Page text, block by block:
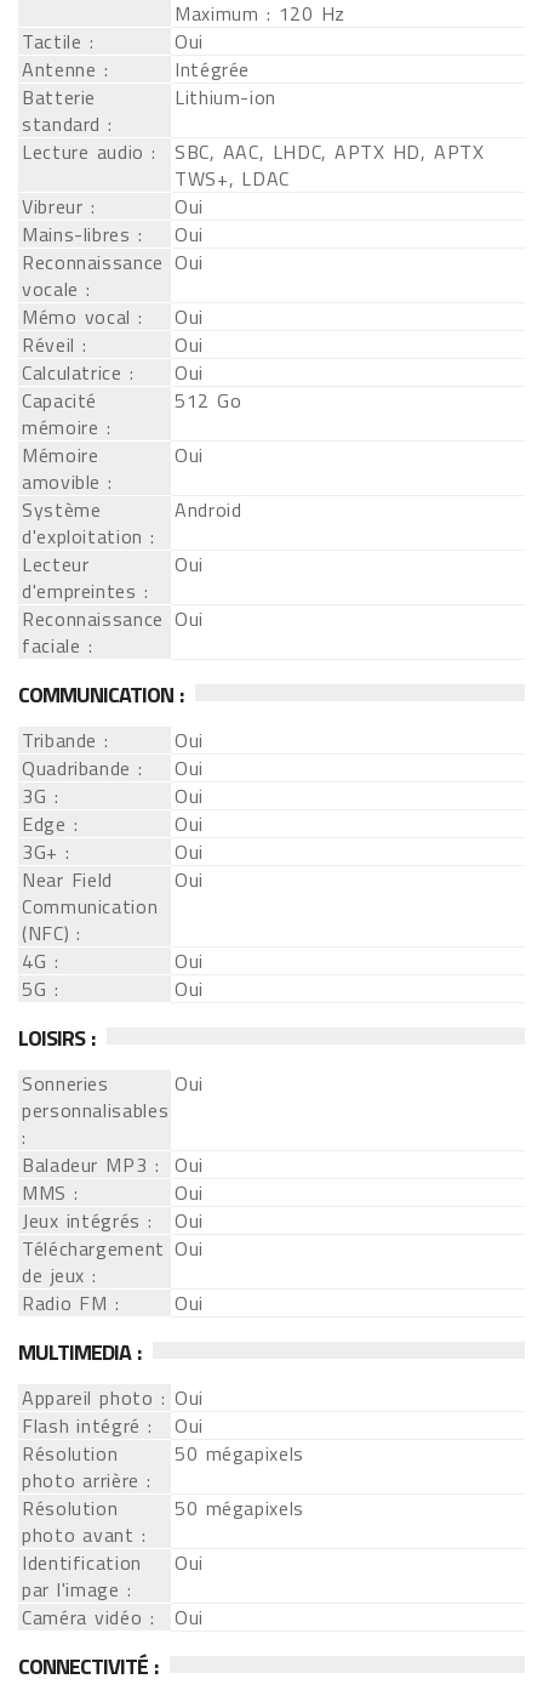
Maximum : 120 Hz
Tactile :
Oui
Antenne :
Intégrée
Batterie
standard :
Lithium-ion
Lecture audio :
SBC, AAC, LHDC, APTX HD, APTX
TWS+, LDAC
Vibreur :
Oui
Mains-libres :
Oui
Reconnaissance
vocale :
Oui
Mémo vocal :
Oui
Réveil :
Oui
Calculatrice :
Oui
Capacité
mémoire :
512 Go
Mémoire
amovible :
Oui
Système
d'exploitation :
Android
Lecteur
d'empreintes :
Oui
Reconnaissance
faciale :
Oui
COMMUNICATION :
Tribande :
Oui
Quadribande :
Oui
3G :
Oui
Edge :
Oui
3G+ :
Oui
Near Field
Communication
(NFC) :
Oui
4G :
Oui
5G :
Oui
LOISIRS :
Sonneries
personnalisables
:
Oui
Baladeur MP3 : Oui
MMS :
Oui
Jeux intégrés :
Oui
Téléchargement
de jeux :
Oui
Radio FM :
Oui
MULTIMEDIA :
Appareil photo : Oui
Flash intégré :
Oui
Résolution
photo arrière :
50 mégapixels
Résolution
photo avant :
50 mégapixels
Identification
par l'image :
Oui
Caméra vidéo :
Oui
CONNECTIVITÉ :